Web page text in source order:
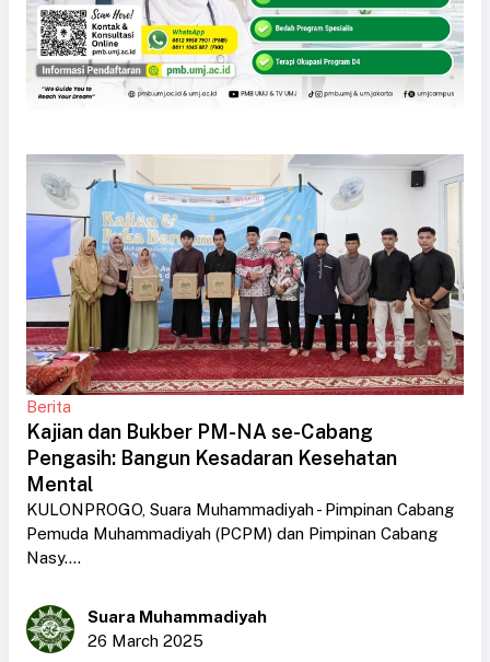
Berita
Kajian dan Bukber PM-NA se-Cabang
Pengasih: Bangun Kesadaran Kesehatan
Mental
KULONPROGO, Suara Muhammadiyah - Pimpinan Cabang
Pemuda Muhammadiyah (PCPM) dan Pimpinan Cabang
Nasy....
Suara Muhammadiyah
26 March 2025